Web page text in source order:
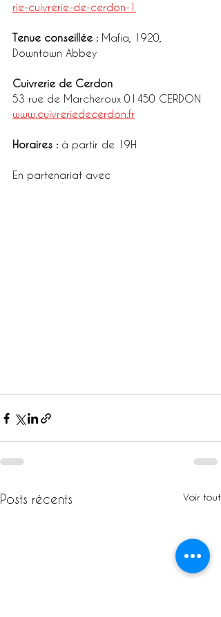
rie-cuivrerie-de-cerdon-1
Tenue conseillée : Mafia, 1920,
Downtown Abbey
Cuivrerie de Cerdon
53 rue de Marcheroux 01450 CERDON
www.cuivreriedecerdon.fr
Horaires : à partir de 19H
En partenariat avec
Posts récents Voir tout